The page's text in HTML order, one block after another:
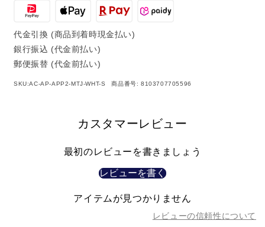
き
の
数
量
を
き
の
数
量
を
や
す
代金引換 (商品到着時現金払い)
銀行振込 (代金前払い)
郵便振替 (代金前払い)
SKU:
SKU:AC-AP-APP2-MTJ-WHT-S 商品番号: 8103707705596
カスタマーレビュー
最初のレビューを書きましょう
レビューを書く
アイテムが見つかりません
レビューの信頼性について